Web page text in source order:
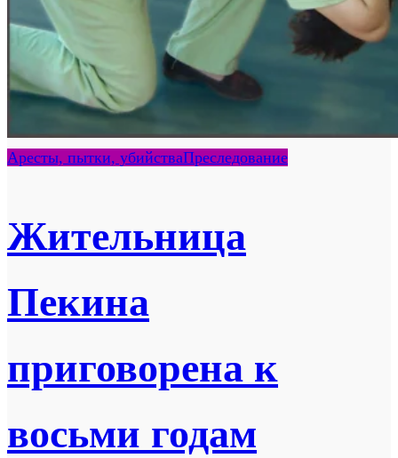
Аресты, пытки, убийстваПреследование
Жительница
Пекина
приговорена к
восьми годам